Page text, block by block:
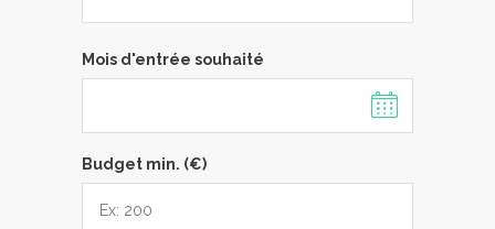
Mois d'entrée souhaité
Budget min. (€)